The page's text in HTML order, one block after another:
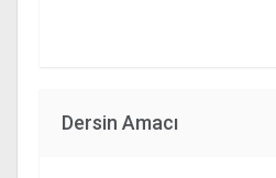
Dersin Amacı